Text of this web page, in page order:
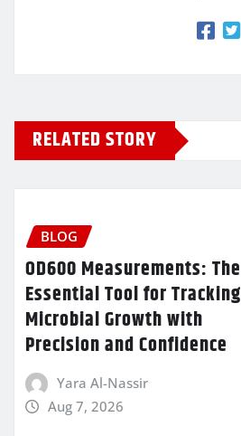
RELATED STORY
BLOG
OD600 Measurements: The
Essential Tool for Tracking
Microbial Growth with
Precision and Confidence
Yara Al-Nassir
Aug 7, 2026